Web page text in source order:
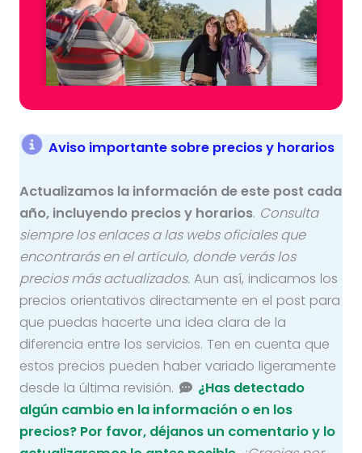
Aviso importante sobre precios y horarios
Actualizamos la información de este post cada
año, incluyendo precios y horarios. Consulta
siempre los enlaces a las webs oficiales que
encontrarás en el artículo, donde verás los
precios más actualizados.Aun así, indicamos los
precios orientativos directamente en el post para
que puedas hacerte una idea clara de la
diferencia entre los servicios. Ten en cuenta que
estos precios pueden haber variado ligeramente
desde la última revisión.
¿Has detectado
algún cambio en la información o en los
precios? Por favor, déjanos un comentario y lo